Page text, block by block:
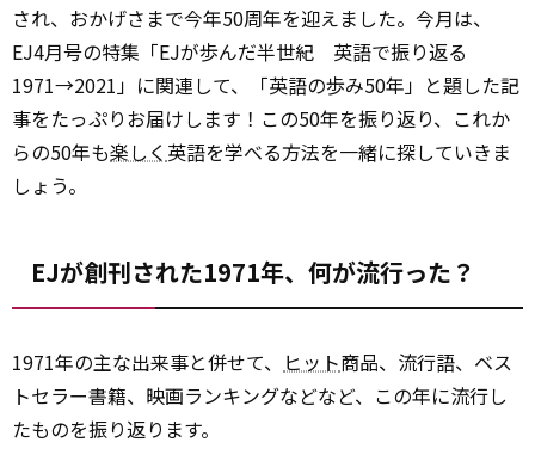
され、おかげさまで今年50周年を迎えました。今月は、
EJ4月号の特集「EJが歩んだ半世紀 英語で振り返る
1971→2021」に関連して、「英語の歩み50年」と題した記
事をたっぷりお届けします！この50年を振り返り、これか
らの50年も楽しく 英語を学べる方法を一緒に探していきま
しょう。
EJが創刊された1971年、何が流行った？
1971年の主な出来事と併せて、 ヒット商品、流行語、ベス
トセラー書籍、映画ランキングなどなど、この年に流行し
たものを振り返ります。